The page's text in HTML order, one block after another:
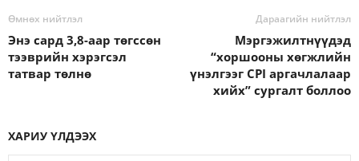
Өмнөх нийтлэл
Энэ сард 3,8-аар төгссөн
тээврийн хэрэгсэл
татвар төлнө
Дараагийн нийтлэл
Мэргэжилтнүүдэд
“хоршооны хөгжлийн
үнэлгээг CPI аргачлалаар
хийх” сургалт боллоо
ХАРИУ ҮЛДЭЭХ